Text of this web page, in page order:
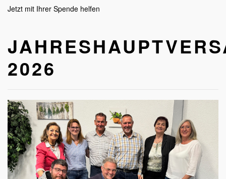
Jetzt mit Ihrer Spende helfen
2026